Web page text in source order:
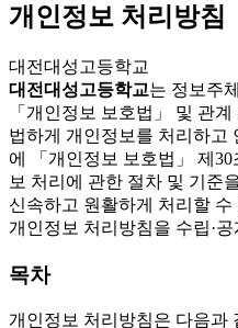
개인정보 처리방침
대전대성고등학교
대전대성고등학교는 정보주
「개인정보 보호법」 및 관
법하게 개인정보를 처리하고
에 「개인정보 보호법」 제
보 처리에 관한 절차 및 기준
신속하고 원활하게 처리할 수
개인정보 처리방침을 수립·
목차
개인정보 처리방침은 다음과